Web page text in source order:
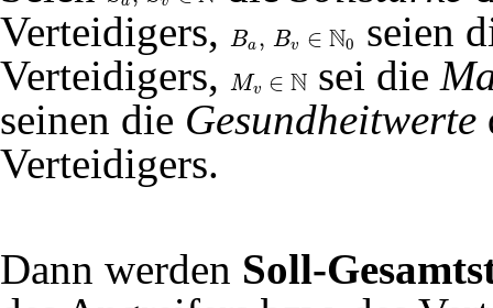
Verteidigers, Ba , Bv ∈ N0
Ba,B v∈N 0
seien
Verteidigers, Mv ∈ N
Mv∈ N sei die
seinen die Gesundheitwerte
Verteidigers.
Dann werden Soll-